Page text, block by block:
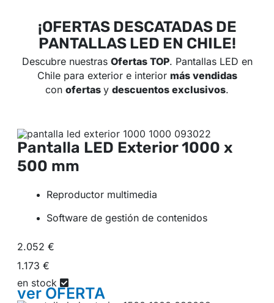
¡OFERTAS DESCATADAS DE
PANTALLAS LED EN CHILE!
Descubre nuestras Ofertas TOP. Pantallas LED en
Chile para exterior e interior más vendidas
con ofertas y descuentos exclusivos.
Pantalla LED Exterior1000 x
500 mm
Reproductor multimedia
Software de gestión de contenidos
2.052 €
1.173 €
en stock
verOFERTA